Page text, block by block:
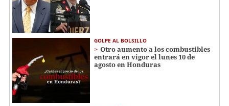
GOLPE AL BOLSILLO
Otro aumento a los combustibles
entrará en vigor el lunes 10 de
agosto en Honduras